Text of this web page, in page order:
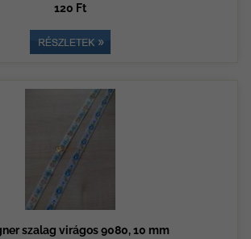
120 Ft
szalag virágos 9080, 10 mm